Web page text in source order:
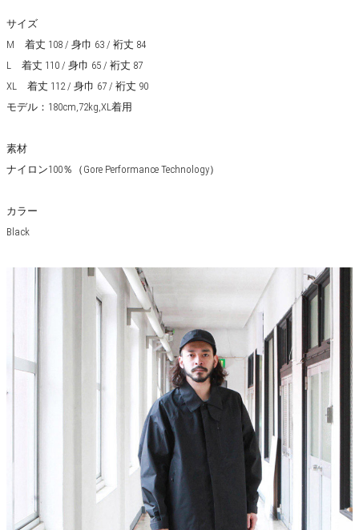
サイズ
M 着丈 108 / 身巾 63 / 裄丈 84
L 着丈 110 / 身巾 65 / 裄丈 87
XL 着丈 112 / 身巾 67 / 裄丈 90
モデル：180cm,72kg,XL着用
素材
ナイロン100％（Gore Performance Technology）
カラー
Black